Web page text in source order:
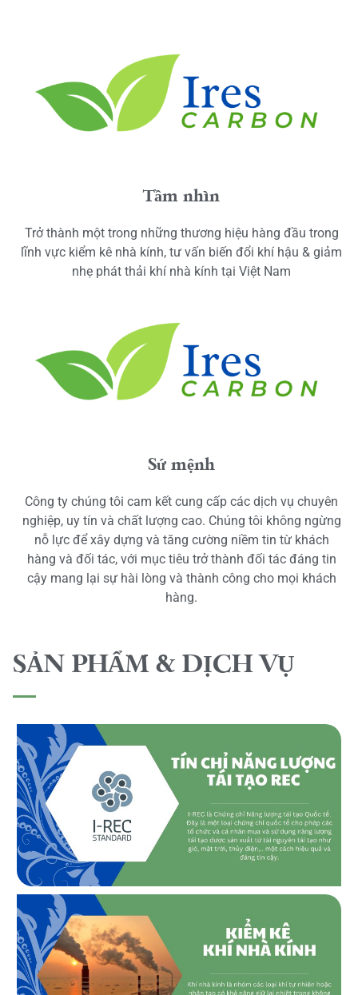
Tầm nhìn
Trở thành một trong những thương hiệu hàng đầu trong
lĩnh vực kiểm kê nhà kính, tư vấn biến đổi khí hậu & giảm
nhẹ phát thải khí nhà kính tại Việt Nam
Sứ mệnh
Công ty chúng tôi cam kết cung cấp các dịch vụ chuyên
nghiệp, uy tín và chất lượng cao. Chúng tôi không ngừng
nỗ lực để xây dựng và tăng cường niềm tin từ khách
hàng và đối tác, với mục tiêu trở thành đối tác đáng tin
cậy mang lại sự hài lòng và thành công cho mọi khách
hàng.
SẢN PHẨM & DỊCH VỤ